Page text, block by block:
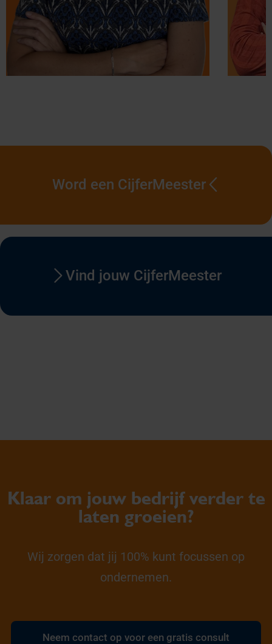
Word een CijferMeester
Vind jouw CijferMeester
Klaar om jouw bedrijf verder te
laten groeien?
Wij zorgen dat jij 100% kunt focussen op
ondernemen.
Neem contact op voor een gratis consult